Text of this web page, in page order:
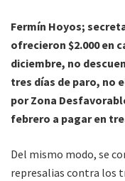
Fermín Hoyos;
ofrecieron $2.000 en
diciembre, no
tres días de paro, no
por Zona
febrero a pagar en
Del mismo modo, se
represalias contra los